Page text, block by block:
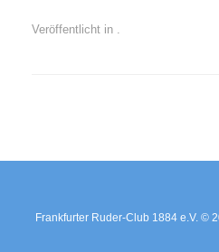
Veröffentlicht in .
Frankfurter Ruder-Club 1884 e.V. ©